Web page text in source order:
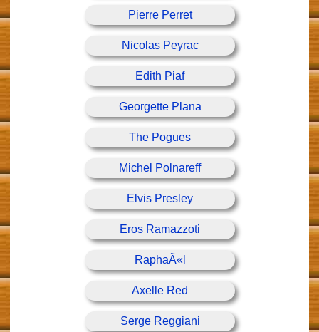
Pierre Perret
Nicolas Peyrac
Edith Piaf
Georgette Plana
The Pogues
Michel Polnareff
Elvis Presley
Eros Ramazzoti
RaphaÃ«l
Axelle Red
Serge Reggiani